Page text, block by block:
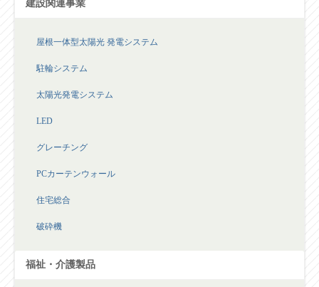
建設関連事業
屋根一体型太陽光 発電システム
駐輪システム
太陽光発電システム
LED
グレーチング
PCカーテンウォール
住宅総合
破砕機
福祉・介護製品